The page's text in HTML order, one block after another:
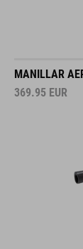
MANILLAR
369.95 EUR